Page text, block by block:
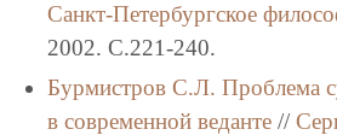
Санкт-Петербургское
2002. C.221-240.
Бурмистров С.Л. Проблема
в современной веданте//